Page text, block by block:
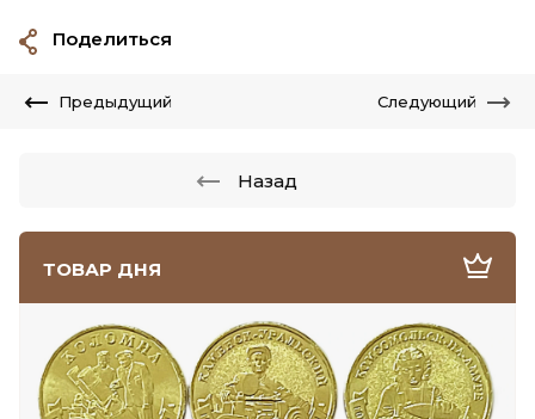
ТОВАР ДНЯ
Поделиться
Предыдущий Следующий
Назад